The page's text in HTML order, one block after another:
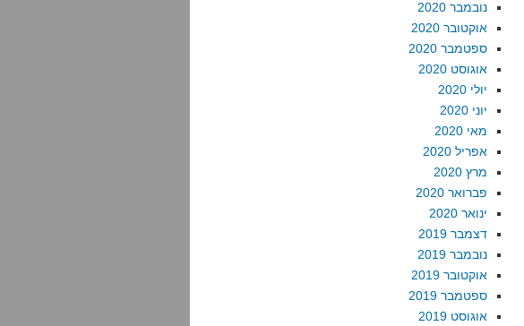
נובמבר 2020
אוקטובר 2020
ספטמבר 2020
אוגוסט 2020
יולי 2020
יוני 2020
מאי 2020
אפריל 2020
מרץ 2020
פברואר 2020
ינואר 2020
דצמבר 2019
נובמבר 2019
אוקטובר 2019
ספטמבר 2019
אוגוסט 2019